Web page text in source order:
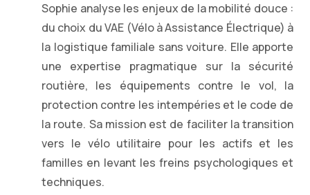
Sophie analyse les enjeux de la mobilité douce :
du choix du VAE (Vélo à Assistance Électrique) à
la logistique familiale sans voiture. Elle apporte
une expertise pragmatique sur la sécurité
routière, les équipements contre le vol, la
protection contre les intempéries et le code de
la route. Sa mission est de faciliter la transition
vers le vélo utilitaire pour les actifs et les
familles en levant les freins psychologiques et
techniques.